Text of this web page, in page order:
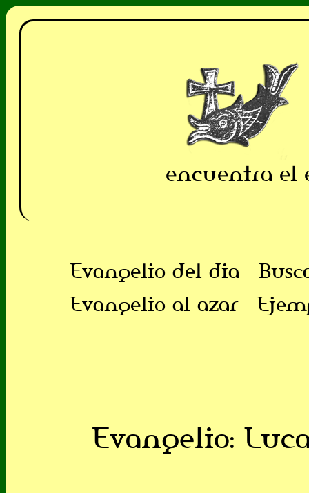
encuentra el
Evangelio del dia
Evangelio al azar
Evangelio: